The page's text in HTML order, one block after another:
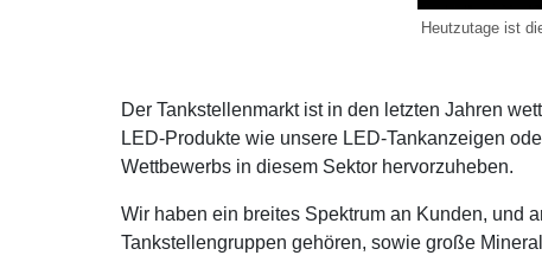
Heutzutage ist
Der Tankstellenmarkt ist in den letzten Jahren
LED-Produkte wie unsere LED-Tankanzeigen
Wettbewerbs in diesem Sektor hervorzuheben.
Wir haben ein breites Spektrum an Kunden, und
Tankstellengruppen gehören, sowie große